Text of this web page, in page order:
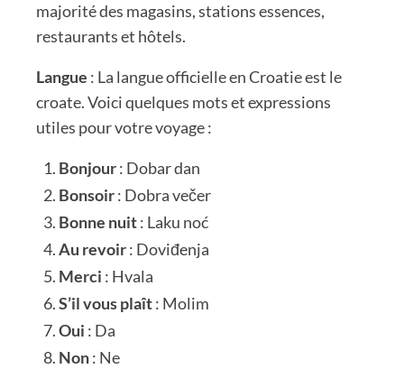
majorité des magasins, stations essences,
restaurants et hôtels.
Langue : La langue officielle en Croatie est le
croate. Voici quelques mots et expressions
utiles pour votre voyage :
Bonjour: Dobar dan
Bonsoir: Dobra večer
Bonne nuit: Laku noć
Au revoir: Doviđenja
Merci : Hvala
S’il vous plaît: Molim
Oui : Da
Non: Ne